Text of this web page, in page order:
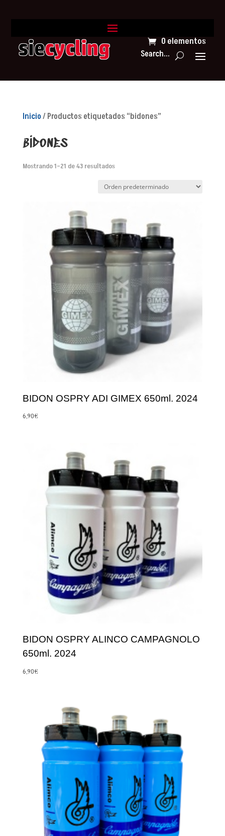
0 elementos
Search...
Inicio/ Productos etiquetados “bidones”
bidones
Mostrando 1–21 de 43 resultados
BIDON OSPRY ADI GIMEX 650ml. 2024
6,90€
BIDON OSPRY ALINCO CAMPAGNOLO
650ml. 2024
6,90€